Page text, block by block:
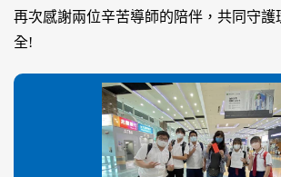
再次感謝兩位辛苦導師的陪伴，共同守護
全!